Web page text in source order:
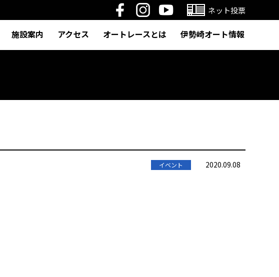
ネット投票
施設案内 アクセス オートレースとは 伊勢崎オート情報
イベント 2020.09.08